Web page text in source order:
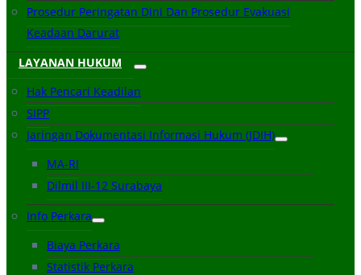
Prosedur Peringatan Dini Dan Prosedur Evakuasi
Keadaan Darurat
LAYANAN HUKUM
Hak Pencari Keadilan
SIPP
Jaringan Dokumentasi Informasi Hukum (JDIH)
MA-RI
Dilmil III-12 Surabaya
Info Perkara
Biaya Perkara
Statistik Perkara